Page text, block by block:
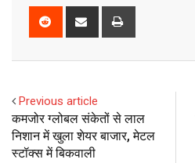
Reddit
Share
Previous article
कमजोर ग्लोबल संकेतों से लाल
निशान में खुला शेयर बाजार, मेटल
स्टॉक्स में बिकवाली